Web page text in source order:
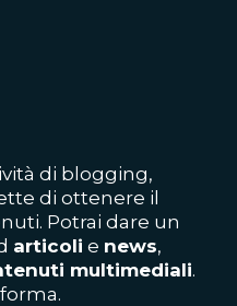
di blogging,
di ottenere il
Potrai dare un
articoli e news,
multimediali.